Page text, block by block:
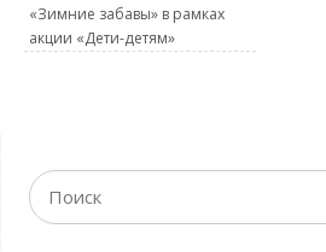
«Зимние забавы» в рамках
акции «Дети-детям»